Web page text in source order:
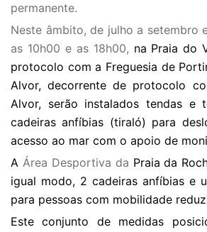
permanente.
Neste âmbito, de julho a setembro
as 10h00 e as 18h00, na Praia do
protocolo com a Freguesia de
Alvor, decorrente de protocolo
Alvor, serão instalados tendas e
cadeiras anfíbias (tiraló) para
acesso ao mar com o apoio de
A Área Desportiva da Praia da
igual modo, 2 cadeiras anfíbias e
para pessoas com mobilidade
Este conjunto de medidas